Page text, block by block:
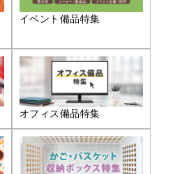
イベント備品特集
オフィス備品特集